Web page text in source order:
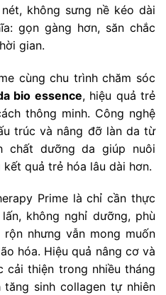
không sưng nề kéo dài
gọn gàng hơn, săn chắc
gian.
cùng chu trình chăm sóc
bio essence, hiệu quả trẻ
thông minh. Công nghệ
trúc và nâng đỡ làn da từ
chất dưỡng da giúp nuôi
quả trẻ hóa lâu dài hơn.
Prime là chỉ cần thực
không nghỉ dưỡng, phù
nhưng vẫn mong muốn
hóa. Hiệu quả nâng cơ và
cải thiện trong nhiều tháng
sinh collagen tự nhiên